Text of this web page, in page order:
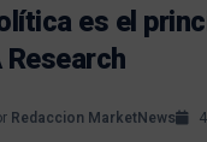
es el
Research
Redaccion MarketNews